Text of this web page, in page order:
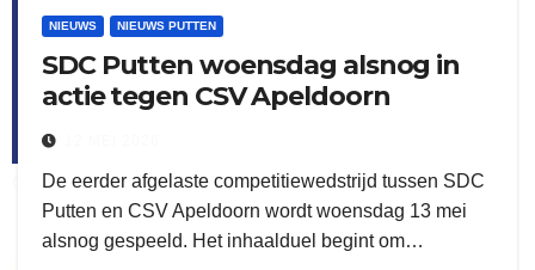
ook adverteren
NIEUWS NIEUWS PUTTEN
SDC Putten woensdag alsnog in
actie tegen CSV Apeldoorn
De eerder afgelaste competitiewedstrijd tussen SDC
Putten en CSV Apeldoorn wordt woensdag 13 mei
alsnog gespeeld. Het inhaalduel begint om…